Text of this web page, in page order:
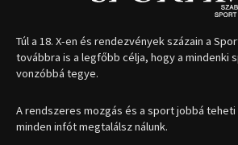
Túl a 18. X-en és rendezvények százain a
továbbra is a legfőbb célja, hogy a mindenki
vonzóbbá tegye.
A rendszeres mozgás és a sport jobbá
minden infót megtalálsz nálunk.